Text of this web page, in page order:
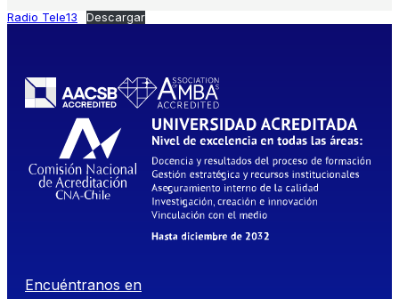
Radio Tele13 Descargar
Encuéntranos en